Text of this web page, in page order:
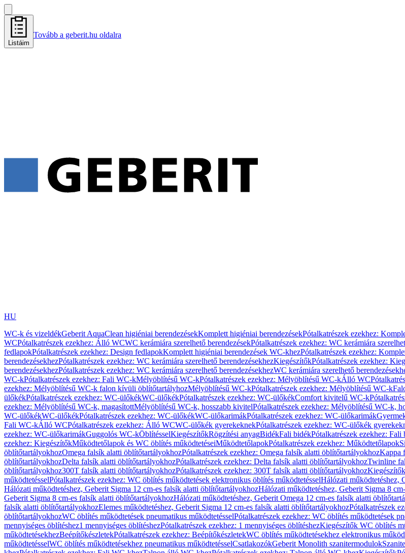
Listáim
Tovább a geberit.hu oldalra
HU
WC-k és vizeldékGeberit AquaClean higiéniai berendezésekKomplett higiéniai berendezésekPótalkatrészek ezekhez:
WCPótalkatrészek ezekhez: Álló WCWC kerámiára szerelhető berendezésekPótalkatrészek ezekhez: WC kerámiára
fedlapokPótalkatrészek ezekhez: Design fedlapokKomplett higiéniai berendezések WC-khezPótalkatrészek ezekhez:
berendezésekhezPótalkatrészek ezekhez: WC kerámiára szerelhető berendezésekhezKiegészítőkPótalkatrészek ezekhez:
berendezésekhezPótalkatrészek ezekhez: WC kerámiára szerelhető berendezésekhezWC kerámiára szerelhető
WC-kPótalkatrészek ezekhez: Fali WC-kMélyöblítésű WC-kPótalkatrészek ezekhez: Mélyöblítésű WC-kÁlló WC
ezekhez: Mélyöblítésű WC-k falon kívüli öblítőtartályhozMélyöblítésű WC-kPótalkatrészek ezekhez: Mélyöblítésű WC-k
ülőkékPótalkatrészek ezekhez: WC-ülőkékWC-ülőkékPótalkatrészek ezekhez: WC-ülőkékComfort kivitelű WC-k
ezekhez: Mélyöblítésű WC-k, magasítottMélyöblítésű WC-k, hosszabb kivitelPótalkatrészek ezekhez: Mélyöblítésű WC-k,
WC-ülőkékWC-ülőkékPótalkatrészek ezekhez: WC-ülőkékWC-ülőkarimákPótalkatrészek ezekhez: WC-ülőkarimák
Fali WC-kÁlló WCPótalkatrészek ezekhez: Álló WCWC-ülőkék gyerekeknekPótalkatrészek ezekhez: WC-ülőkék
ezekhez: WC-ülőkarimákGuggolós WC-kÖblítésselKiegészítőkRögzítési anyagBidékFali bidékPótalkatrészek ezekhez: Fali
ezekhez: KiegészítőkMűködtetőlapok és WC öblítés működtetéseiMűködtetőlapokPótalkatrészek ezekhez: Működtetőlapok
öblítőtartályokhozOmega falsík alatti öblítőtartályokhozPótalkatrészek ezekhez: Omega falsík alatti öblítőtartályokhozKappa
öblítőtartályokhozDelta falsík alatti öblítőtartályokhozPótalkatrészek ezekhez: Delta falsík alatti öblítőtartályokhozTwinline
öblítőtartályokhoz300T falsík alatti öblítőtartályokhozPótalkatrészek ezekhez: 300T falsík alatti öblítőtartályokhozKiegészítők
működtetésselPótalkatrészek ezekhez: WC öblítés működtetések elektronikus öblítés működtetésselHálózati működtetéshez,
Hálózati működtetéshez, Geberit Sigma 12 cm-es falsík alatti öblítőtartályokhozHálózati működtetéshez, Geberit Sigma 8
Geberit Sigma 8 cm-es falsík alatti öblítőtartályokhozHálózati működtetéshez, Geberit Omega 12 cm-es falsík alatti
falsík alatti öblítőtartályokhozElemes működtetéshez, Geberit Sigma 12 cm-es falsík alatti öblítőtartályokhozPótalkatrészek
öblítőtartályokhozWC öblítés működtetések pneumatikus működtetésselPótalkatrészek ezekhez: WC öblítés működtetések
mennyiséges öblítéshez1 mennyiséges öblítéshezPótalkatrészek ezekhez: 1 mennyiséges öblítéshezKiegészítők WC öblítés
működtetésekhezBeépítőkészletekPótalkatrészek ezekhez: BeépítőkészletekWC öblítés működtetésekhez elektronikus
működtetésselWC öblítés működtetésekhez pneumatikus működtetésselCsatlakozókGeberit Monolith szanitermodulok